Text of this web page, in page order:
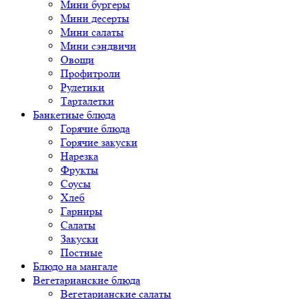
Мини бургеры
Мини десерты
Мини салаты
Мини сэндвичи
Овощи
Профитроли
Рулетики
Тарталетки
Банкетные блюда
Горячие блюда
Горячие закуски
Нарезка
Фрукты
Соусы
Хлеб
Гарниры
Салаты
Закуски
Постные
Блюдо на мангале
Вегетарианские блюда
Вегетарианские салаты